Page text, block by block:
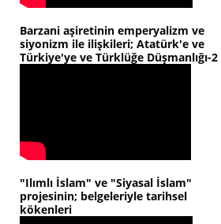
Barzani aşiretinin emperyalizm ve
siyonizm ile ilişkileri; Atatürk'e ve
Türkiye'ye ve Türklüğe Düşmanlığı-2
"Ilımlı İslam" ve "Siyasal İslam"
projesinin; belgeleriyle tarihsel
kökenleri